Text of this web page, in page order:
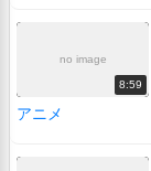
no image
8:59
アニメ